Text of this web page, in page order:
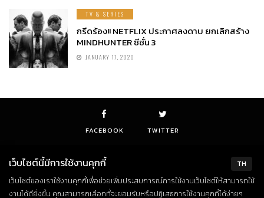
TV & SERIES
กรีดร้อง!! NETFLIX ประกาศลงดาบ ยกเลิกสร้าง
MINDHUNTER ซีซั่น 3
JANUARY 17, 2020
FACEBOOK TWITTER
© Copyright 2018. All Rights Reserved
TH
เว็บไซต์นี้มีการใช้งานคุกกี้
เว็บไซต์ของเราใช้งานคุกกี้เพื่อช่วยเพิ่มประสบการณ์การใช้งานเว็บไซต์ให้สามารถใช้
งานได้ดียิ่งขึ้น คุณสามารถเลือกที่จะยอมรับหรือปฏิเสธการใช้งานคุกกี้ได้ง่ายๆ